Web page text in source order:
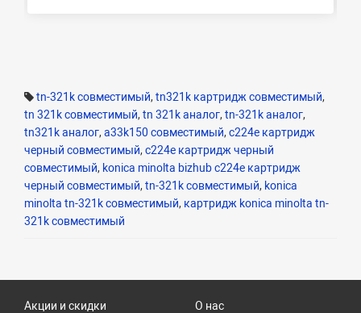
tn-321k совместимый, tn321k картридж совместимый,
tn 321k совместимый, tn 321k аналог, tn-321k аналог,
tn321k аналог, a33k150 совместимый, c224e картридж
черный совместимый, с224e картридж черный
совместимый, konica minolta bizhub c224e картридж
черный совместимый, tn-321k совместимый, konica
minolta tn-321k совместимый, картридж konica minolta tn-
321k совместимый
Акции и скидки
О нас